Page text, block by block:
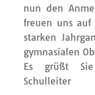
nun den
freuen uns
starken
gymnasialen
Es grüßt
Schulleiter